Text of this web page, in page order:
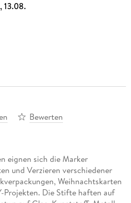
13.08.
Bewerten
eignen sich die Marker
und Verzieren verschiedener
Weihnachtskarten
Projekten. Die Stifte haften auf